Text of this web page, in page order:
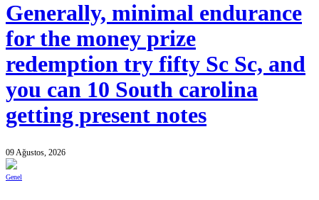
Generally, minimal endurance
for the money prize
redemption try fifty Sc Sc, and
you can 10 South carolina
getting present notes
09 Ağustos, 2026
Genel